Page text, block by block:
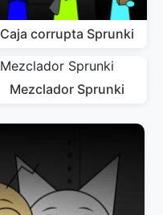
Caja corrupta Sprunki
Mezclador Sprunki